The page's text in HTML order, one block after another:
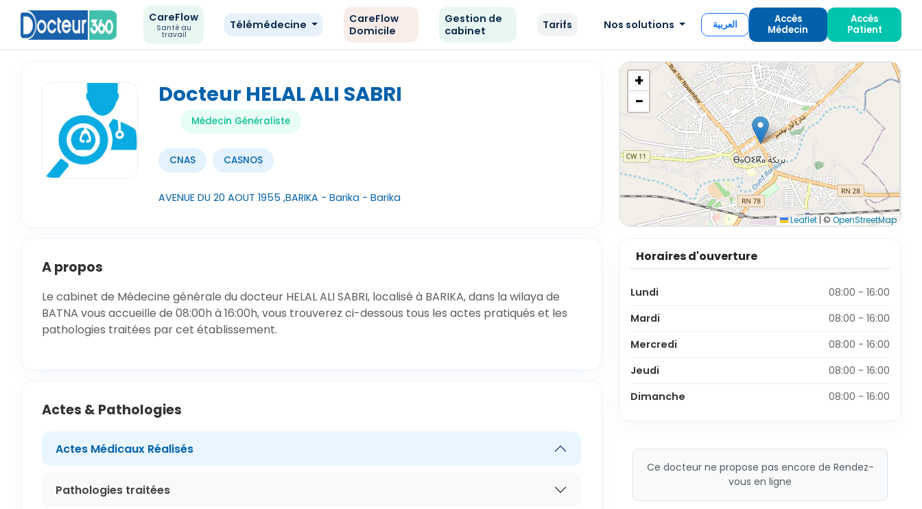
CareFlow
Santé au
travail
Télémédecine
CareFlow
Domicile
Gestion de
cabinet
Tarifs Nos solutions العربية
Accès
Médecin
Accès
Patient
Docteur HELAL ALI SABRI
Médecin Généraliste
CNAS CASNOS
AVENUE DU 20 AOUT 1955 ,BARIKA - Barika - Barika
+
−
Leaflet | © OpenStreetMap
A propos
Le cabinet de Médecine générale du docteur HELAL ALI SABRI, localisé à BARIKA, dans la wilaya de
BATNA vous accueille de 08:00h à 16:00h, vous trouverez ci-dessous tous les actes pratiqués et les
pathologies traitées par cet établissement.
Actes & Pathologies
Actes Médicaux Réalisés
Pathologies traitées
Horaires d'ouverture
Lundi
08:00 - 16:00
Mardi
08:00 - 16:00
Mercredi
08:00 - 16:00
Jeudi
08:00 - 16:00
Dimanche
08:00 - 16:00
Ce docteur ne propose pas encore de Rendez-
vous en ligne